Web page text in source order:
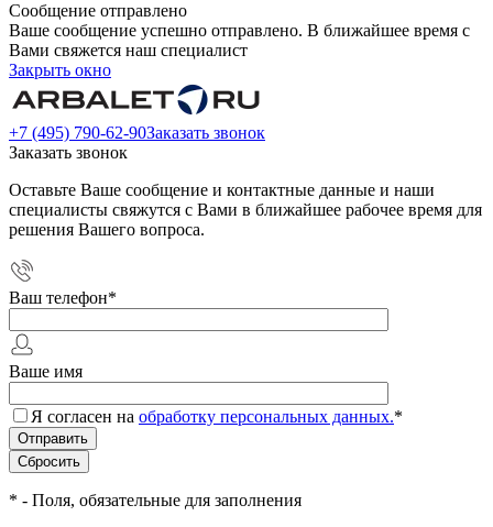
Сообщение отправлено
Ваше сообщение успешно отправлено. В ближайшее время с
Вами свяжется наш специалист
Закрыть окно
+7 (495) 790-62-90Заказать звонок
Заказать звонок
Оставьте Ваше сообщение и контактные данные и наши
специалисты свяжутся с Вами в ближайшее рабочее время для
решения Вашего вопроса.
Ваш телефон*
Ваше имя
Я согласен на обработку персональных данных.*
* - Поля, обязательные для заполнения